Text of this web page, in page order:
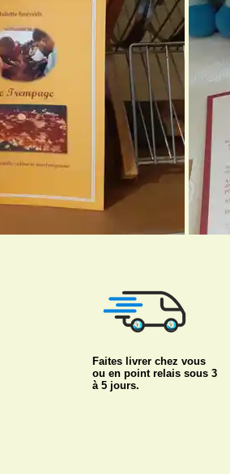
Faites livrer chez vous
ou en point relais sous 3
à 5 jours.